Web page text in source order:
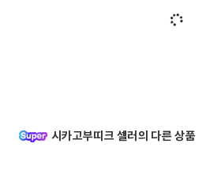
시카고부띠크 셀러의 다른 상품